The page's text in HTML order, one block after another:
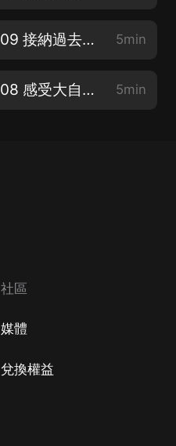
你想活出怎樣的人生 109 接納過去，活在當下 5min
你想活出怎樣的人生 108 感受大自然之美，體驗人生的奇妙 5min
社區
媒體
兌換權益